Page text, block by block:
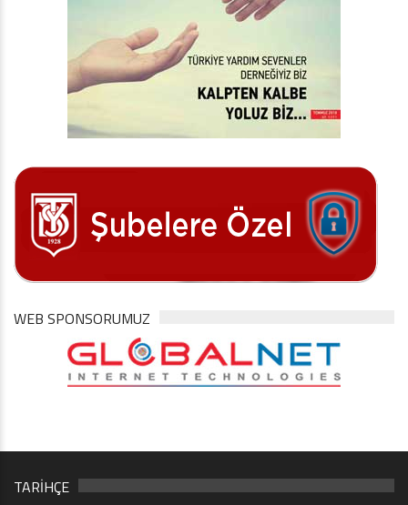
WEB SPONSORUMUZ
TARİHÇE